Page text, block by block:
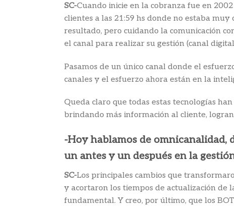
SC-Cuando inicie en la cobranza fue en
clientes a las 21:59 hs donde no estaba
resultado, pero cuidando la comunicación
el canal para realizar su gestión (canal
Pasamos de un único canal donde el
canales y el esfuerzo ahora están en la
Queda claro que todas estas tecnologías
brindando más información al cliente,
-Hoy hablamos de omnicanalidad,
un antes y un después en la
SC-Los principales cambios que
y acortaron los tiempos de actualización de
fundamental. Y creo, por último, que los